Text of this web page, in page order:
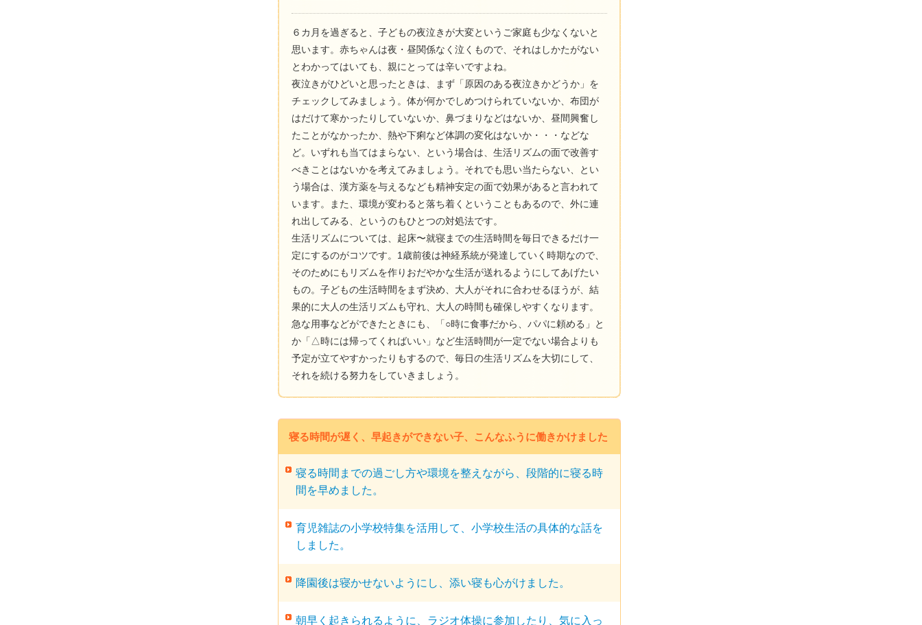
６カ月を過ぎると、子どもの夜泣きが大変というご家庭も少なくないと
思います。赤ちゃんは夜・昼関係なく泣くもので、それはしかたがない
とわかってはいても、親にとっては辛いですよね。
夜泣きがひどいと思ったときは、まず「原因のある夜泣きかどうか」を
チェックしてみましょう。体が何かでしめつけられていないか、布団が
はだけて寒かったりしていないか、鼻づまりなどはないか、昼間興奮し
たことがなかったか、熱や下痢など体調の変化はないか・・・などな
ど。いずれも当てはまらない、という場合は、生活リズムの面で改善す
べきことはないかを考えてみましょう。それでも思い当たらない、とい
う場合は、漢方薬を与えるなども精神安定の面で効果があると言われて
います。また、環境が変わると落ち着くということもあるので、外に連
れ出してみる、というのもひとつの対処法です。
生活リズムについては、起床〜就寝までの生活時間を毎日できるだけ一
定にするのがコツです。1歳前後は神経系統が発達していく時期なので、
そのためにもリズムを作りおだやかな生活が送れるようにしてあげたい
もの。子どもの生活時間をまず決め、大人がそれに合わせるほうが、結
果的に大人の生活リズムも守れ、大人の時間も確保しやすくなります。
急な用事などができたときにも、「○時に食事だから、パパに頼める」と
か「△時には帰ってくればいい」など生活時間が一定でない場合よりも
予定が立てやすかったりもするので、毎日の生活リズムを大切にして、
それを続ける努力をしていきましょう。
寝る時間が遅く、早起きができない子、こんなふうに働きかけました
寝る時間までの過ごし方や環境を整えながら、段階的に寝る時
間を早めました。
育児雑誌の小学校特集を活用して、小学校生活の具体的な話を
しました。
降園後は寝かせないようにし、添い寝も心がけました。
朝早く起きられるように、ラジオ体操に参加したり、気に入っ